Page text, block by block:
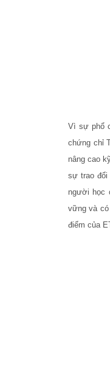
Vì sự phổ
chứng chỉ
nâng cao
sự trao đổi
người học
vững và
điểm của